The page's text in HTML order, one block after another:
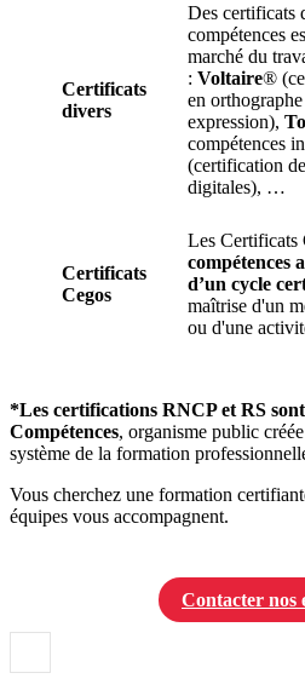
Certificats
divers
Des certificats
compétences
marché du
: Voltaire®
en orthographe
expression),
compétences
(certification
digitales), …
Certificats
Cegos
Les Certificats
compétences
d’un cycle
maîtrise d'un
ou d'une
*Les certifications RNCP et RS
Compétences, organisme public
système de la formation
Vous cherchez une formation
équipes vous accompagnent.
Contacter nos